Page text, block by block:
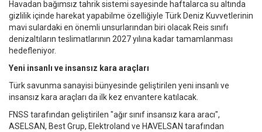
Havadan bağımsız tahrik sistemi sayesinde haftalarca su altında
gizlilik içinde harekat yapabilme özelliğiyle Türk Deniz Kuvvetlerinin
mavi sulardaki en önemli unsurlarından biri olacak Reis sınıfı
denizaltıların teslimatlarının 2027 yılına kadar tamamlanması
hedefleniyor.
Yeni insanlı ve insansız kara araçları
Türk savunma sanayisi bünyesinde geliştirilen yeni insanlı ve
insansız kara araçları da ilk kez envantere katılacak.
FNSS tarafından geliştirilen "ağır sınıf insansız kara aracı",
ASELSAN, Best Grup, Elektroland ve HAVELSAN tarafından